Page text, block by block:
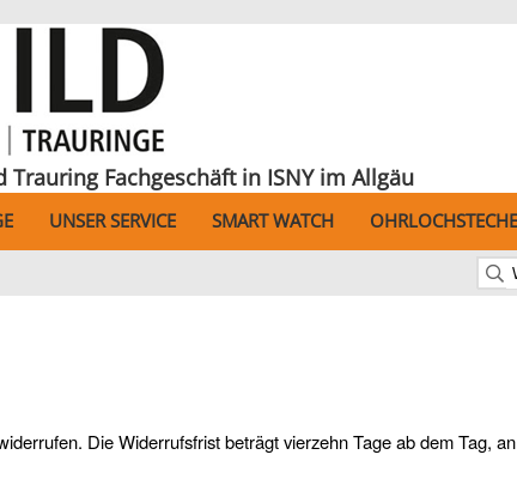
Trauring Fachgeschäft in ISNY im Allgäu
UNSER SERVICE SMART WATCH
Die Widerrufsfrist beträgt vierzehn Tage ab dem Tag,